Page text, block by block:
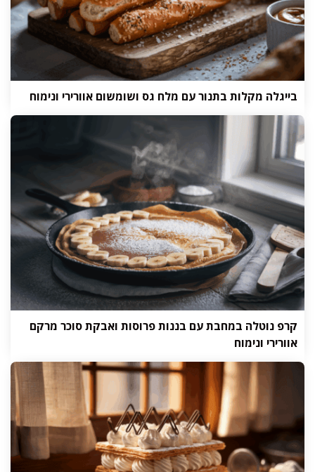
בייגלה מקלות בתנור עם מלח גס ושומשום אוורירי ונימוח
קרפ נוטלה במחבת עם בננות פרוסות ואבקת סוכר מרקם
אוורירי ונימוח